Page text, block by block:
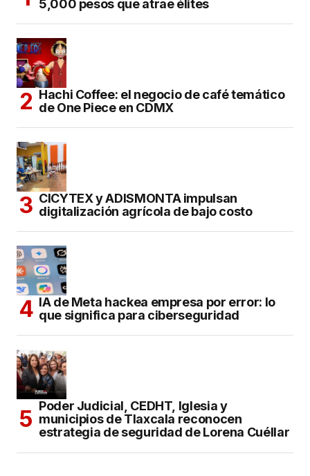
5,000 pesos que atrae élites
Hachi Coffee: el negocio de café temático
de One Piece en CDMX
CICYTEX y ADISMONTA impulsan
digitalización agrícola de bajo costo
IA de Meta hackea empresa por error: lo
que significa para ciberseguridad
Poder Judicial, CEDHT, Iglesia y
municipios de Tlaxcala reconocen
estrategia de seguridad de Lorena Cuéllar